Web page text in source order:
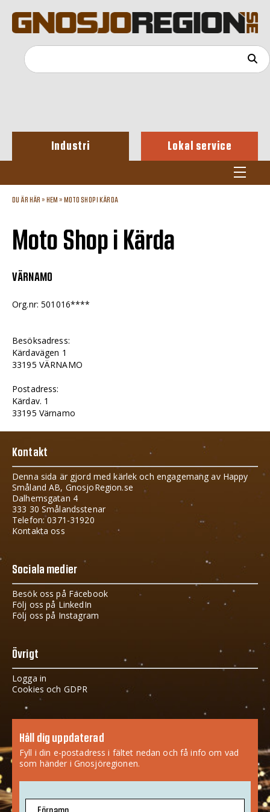
Industri Lokal service
DU ÄR HÄR » HEM » MOTO SHOP I KÄRDA
Moto Shop i Kärda
VÄRNAMO
Org.nr: 501016****
Besöksadress:
Kärdavägen 1
33195 VÄRNAMO
Postadress:
Kärdav. 1
33195 Värnamo
Kontakt
Denna sida är gjord med kärlek och engagemang av Happy
Småland AB, GnosjoRegion.se
Dalhemsgatan 4
333 30 Smålandsstenar
Telefon: 0371-31920
Kontakta oss
Sociala medier
Besök oss på Facebook
Följ oss på LinkedIn
Följ oss på Instagram
Övrigt
Logga in
Cookies och GDPR
Håll dig uppdaterad
Fyll i din e-postadress i fältet nedan och få info om vad
som händer i Gnosjöregionen.